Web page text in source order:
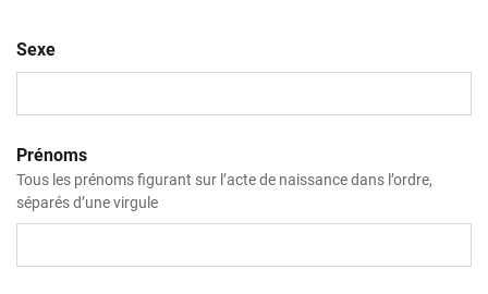
Sexe
Prénoms
Tous les prénoms figurant sur l’acte de naissance dans l’ordre,
séparés d’une virgule